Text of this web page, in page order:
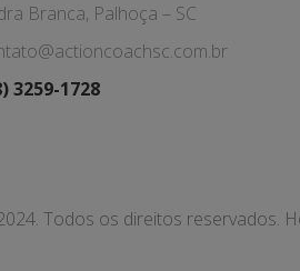
Branca, Palhoça – SC
3259-1728
Todos os direitos reservados.